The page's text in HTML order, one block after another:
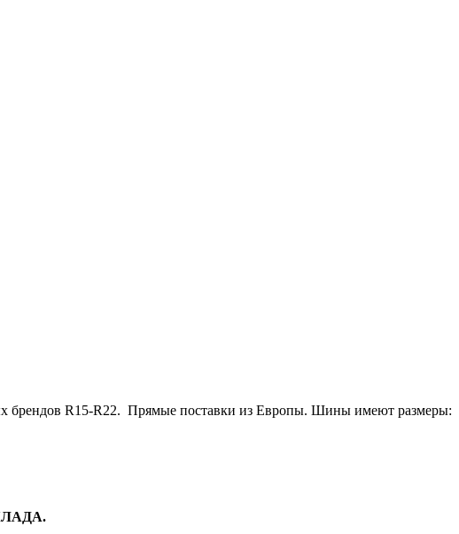
брендов R15-R22. Прямые поставки из Европы. Шины имеют размеры: